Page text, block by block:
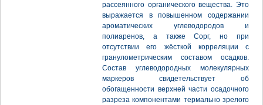
рассеянного органического вещества. Это
выражается в повышенном содержании
ароматических углеводородов и
полиаренов, а также Сорг, но при
отсутствии его жёсткой корреляции с
гранулометрическим составом осадков.
Состав углеводородных молекулярных
маркеров свидетельствует об
обогащенности верхней части осадочного
разреза компонентами термально зрелого